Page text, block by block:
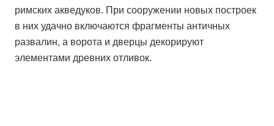
римских акведуков. При сооружении новых построек
в них удачно включаются фрагменты античных
развалин, а ворота и дверцы декорируют
элементами древних отливок.